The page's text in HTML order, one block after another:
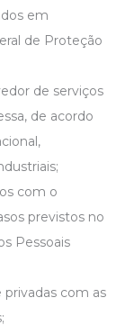
em
de Proteção
de serviços
de acordo
com o
previstos no
Pessoais
com as